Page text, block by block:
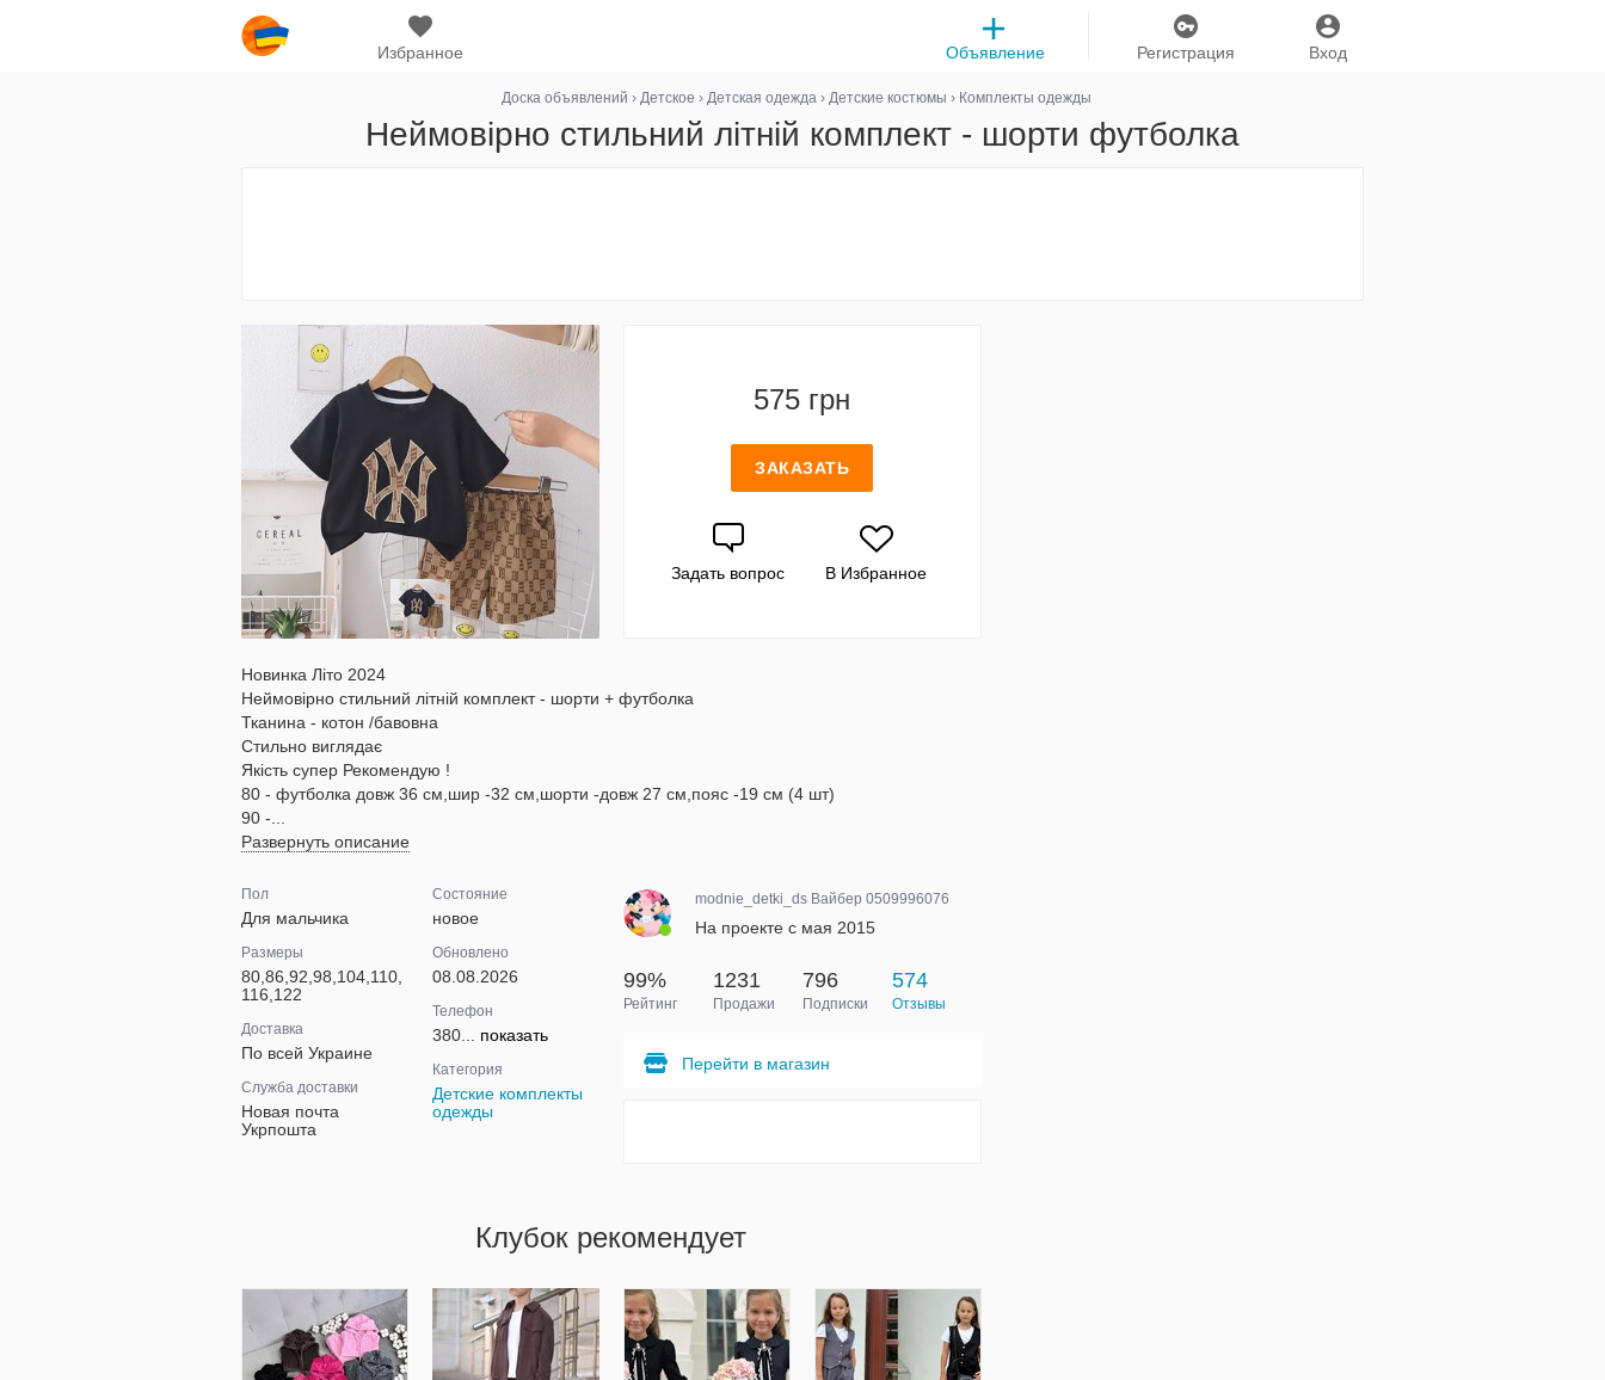
Избранное Вход
Регистрация
Объявление
Доска объявлений › Детское › Детская одежда › Детские костюмы › Комплекты одежды
Неймовірно стильний літній комплект - шорти футболка
575 грн
ЗАКАЗАТЬ
Задать вопрос В Избранное
Новинка Літо 2024
Неймовірно стильний літній комплект - шорти + футболка
Тканина - котон /бавовна
Стильно виглядає
Якість супер Рекомендую !
80 - футболка довж 36 см,шир -32 см,шорти -довж 27 см,пояс -19 см (4 шт)
90 -...
Развернуть описание
Пол
Для мальчика
Размеры
80,86,92,98,104,110,
116,122
Доставка
По всей Украине
Служба доставки
Новая почта
Укрпошта
Состояние
новое
Обновлено
08.08.2026
Телефон
380... показать
Категория
Детские комплекты
одежды
modnie_detki_ds Вайбер 0509996076
На проекте с мая 2015
99%
Рейтинг
1231
Продажи
796
Подписки
574
Отзывы
Перейти в магазин
Клубок рекомендует